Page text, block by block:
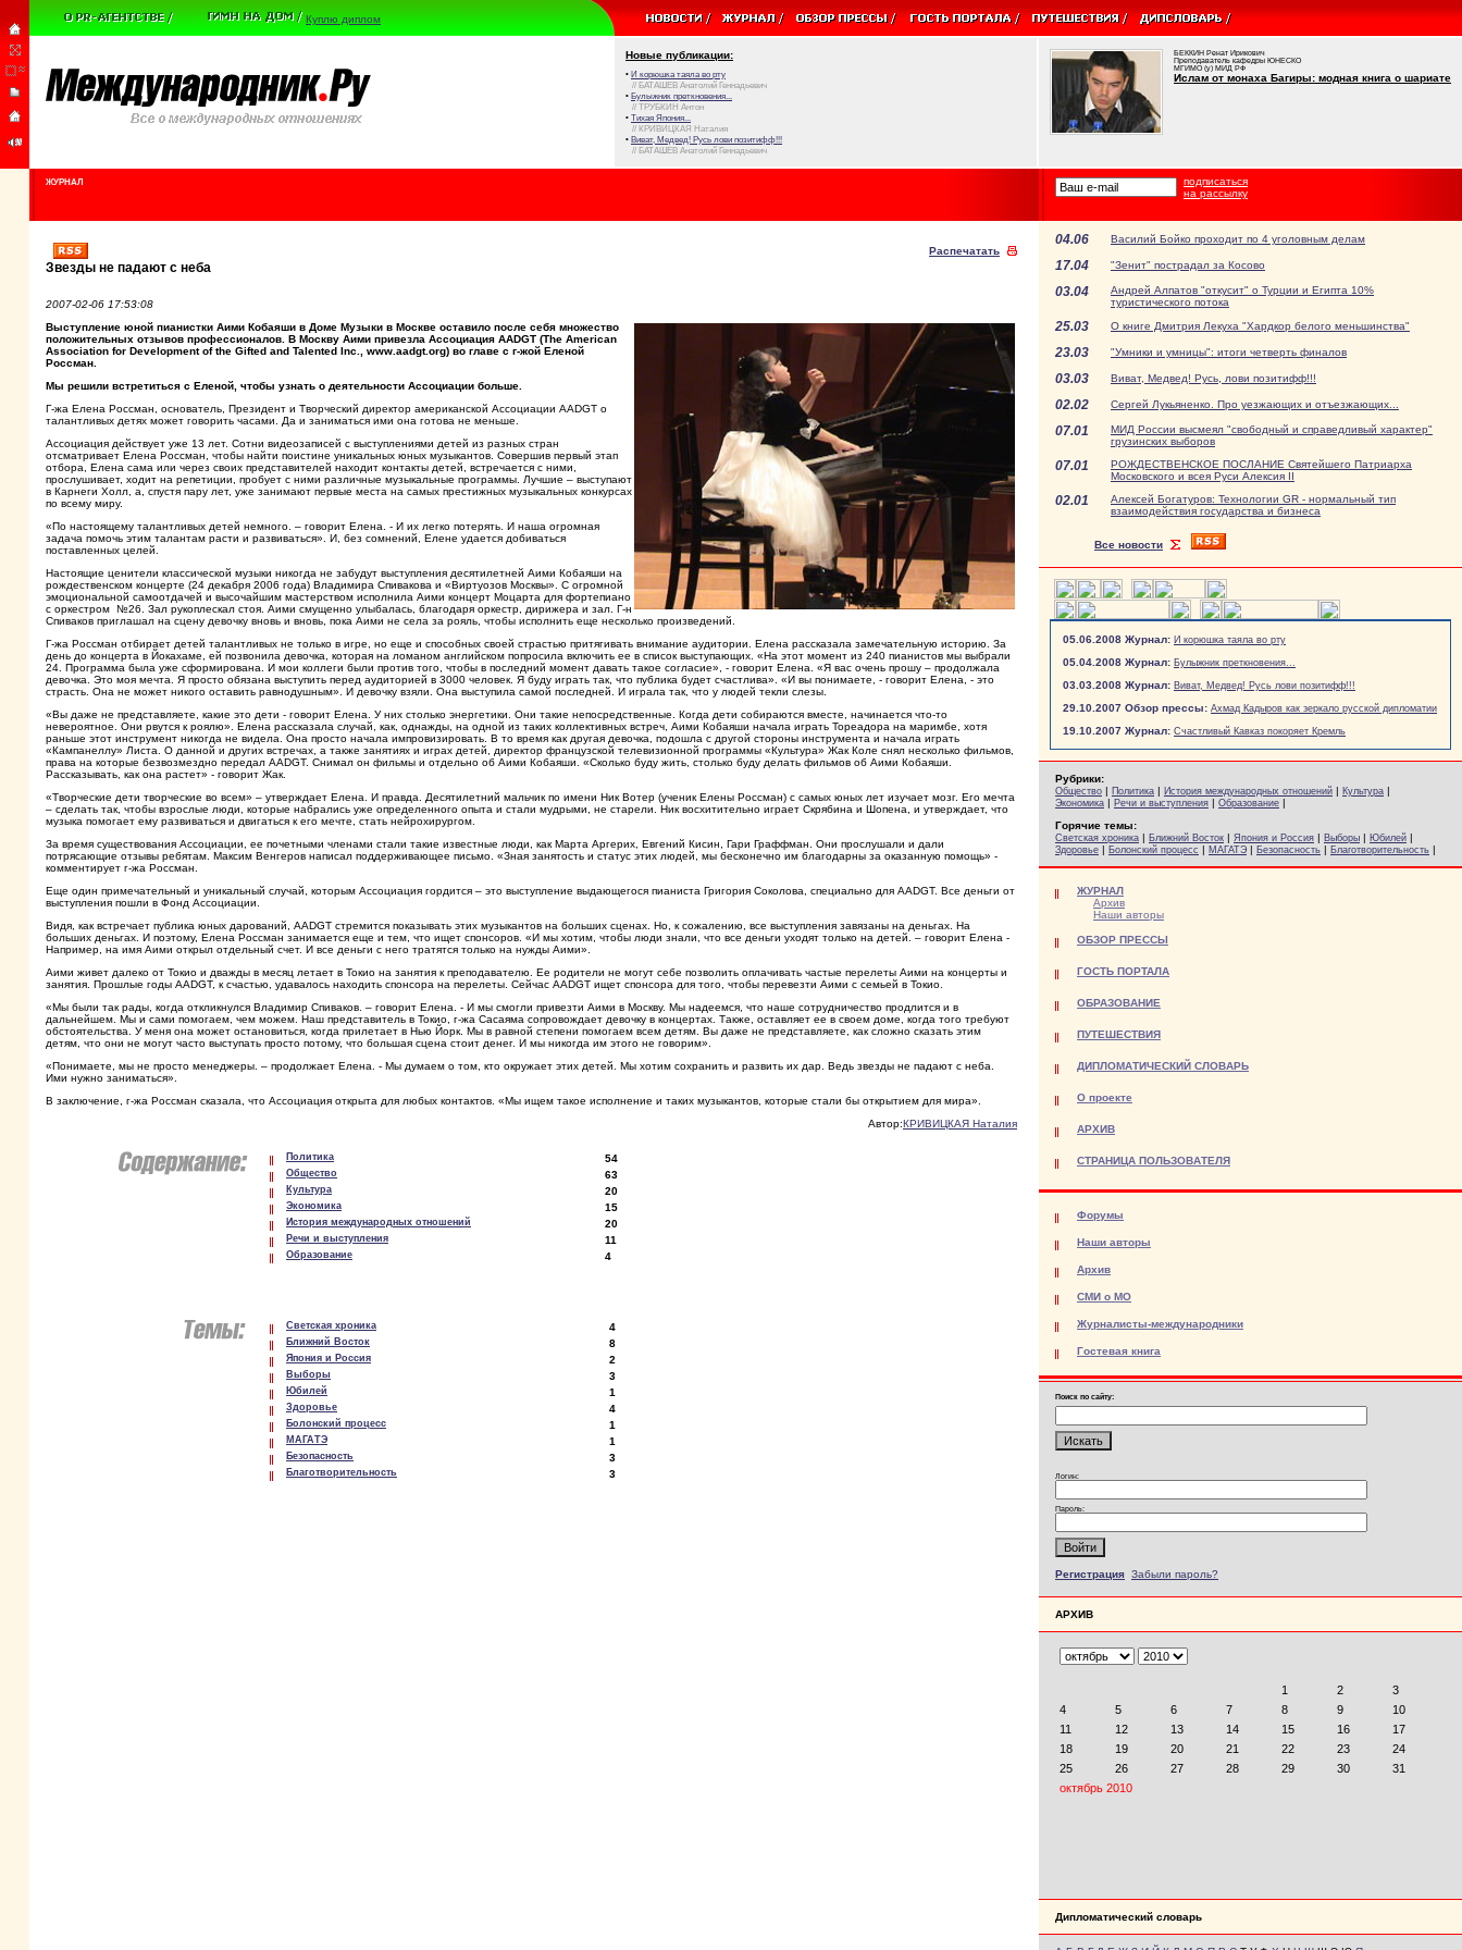
Куплю диплом
Новые публикации:
• И корюшка таяла во рту
// БАТАШЕВ Анатолий Геннадьевич
• Булыжник преткновения...
// ТРУБКИН Антон
• Тихая Япония...
// КРИВИЦКАЯ Наталия
• Виват, Медвед! Русь лови позитифф!!!
// БАТАШЕВ Анатолий Геннадьевич
БЕККИН Ренат Ирикович
Преподаватель кафедры ЮНЕСКО
МГИМО (у) МИД РФ
Ислам от монаха Багиры: модная книга о шариате
ЖУРНАЛ
подписаться
на рассылку
Распечатать
Звезды не падают с неба
2007-02-06 17:53:08
Выступление юной пианистки Аими Кобаяши в Доме Музыки в Москве оставило после себя множество
положительных отзывов профессионалов. В Москву Аими привезла Ассоциация AADGT (The American
Association for Development of the Gifted and Talented Inc., www.aadgt.org) во главе с г-жой Еленой
Россман
Мы решили встретиться с Еленой, чтобы узнать о деятельности Ассоциации больше.
Г-жа Елена Россман, основатель, Президент и Творческий директор американской Ассоциации AADGT о
талантливых детях может говорить часами. Да и заниматься ими она готова не меньше.
Ассоциация действует уже 13 лет. Сотни видеозаписей с выступлениями детей из разных стран
отсматривает Елена Россман, чтобы найти поистине уникальных юных музыкантов. Совершив первый этап
отбора, Елена сама или через своих представителей находит контакты детей, встречается с ними,
прослушивает, ходит на репетиции, пробует с ними различные музыкальные программы. Лучшие – выступают
в Карнеги Холл, а, спустя пару лет, уже занимают первые места на самых престижных музыкальных конкурсах
по всему миру.
«По настоящему талантливых детей немного. – говорит Елена. - И их легко потерять. И наша огромная
задача помочь этим талантам расти и развиваться». И, без сомнений, Елене удается добиваться
поставленных целей.
Настоящие ценители классической музыки никогда не забудут выступления десятилетней Аими Кобаяши на
рождественском концерте (24 декабря 2006 года) Владимира Спивакова и «Виртуозов Москвы». С огромной
эмоциональной самоотдачей и высочайшим мастерством исполнила Аими концерт Моцарта для фортепиано
с оркестром №26. Зал рукоплескал стоя. Аими смущенно улыбалась, благодаря оркестр, дирижера и зал. Г-н
Спиваков приглашал на сцену девочку вновь и вновь, пока Аими не села за рояль, чтобы исполнить еще несколько произведений.
Г-жа Россман отбирает детей талантливых не только в игре, но еще и способных своей страстью притягивать внимание аудитории. Елена рассказала замечательную историю. За
день до концерта в Йокахаме, ей позвонила девочка, которая на ломаном английском попросила включить ее в список выступающих. «На этот момент из 240 пианистов мы выбрали
24. Программа была уже сформирована. И мои коллеги были против того, чтобы в последний момент давать такое согласие», - говорит Елена. «Я вас очень прошу – продолжала
девочка. Это моя мечта. Я просто обязана выступить перед аудиторией в 3000 человек. Я буду играть так, что публика будет счастлива». «И вы понимаете, - говорит Елена, - это
страсть. Она не может никого оставить равнодушным». И девочку взяли. Она выступила самой последней. И играла так, что у людей текли слезы.
«Вы даже не представляете, какие это дети - говорит Елена. У них столько энергетики. Они такие непосредственные. Когда дети собираются вместе, начинается что-то
невероятное. Они рвутся к роялю». Елена рассказала случай, как, однажды, на одной из таких коллективных встреч, Аими Кобаяши начала играть Тореадора на маримбе, хотя
раньше этот инструмент никогда не видела. Она просто начала импровизировать. В то время как другая девочка, подошла с другой стороны инструмента и начала играть
«Кампанеллу» Листа. О данной и других встречах, а также занятиях и играх детей, директор французской телевизионной программы «Культура» Жак Коле снял несколько фильмов,
права на которые безвозмездно передал AADGT. Снимал он фильмы и отдельно об Аими Кобаяши. «Сколько буду жить, столько буду делать фильмов об Аими Кобаяши.
Рассказывать, как она растет» - говорит Жак.
«Творческие дети творческие во всем» – утверждает Елена. И правда. Десятилетний мальчик по имени Ник Вотер (ученик Елены Россман) с самых юных лет изучает мозг. Его мечта
– сделать так, чтобы взрослые люди, которые набрались уже определенного опыта и стали мудрыми, не старели. Ник восхитительно играет Скрябина и Шопена, и утверждает, что
музыка помогает ему развиваться и двигаться к его мечте, стать нейрохирургом.
За время существования Ассоциации, ее почетными членами стали такие известные люди, как Марта Аргерих, Евгений Кисин, Гари Граффман. Они прослушали и дали
потрясающие отзывы ребятам. Максим Венгеров написал поддерживающее письмо. «Зная занятость и статус этих людей, мы бесконечно им благодарны за оказанную помощь» -
комментирует г-жа Россман.
Еще один примечательный и уникальный случай, которым Ассоциация гордится – это выступление выдающегося пианиста Григория Соколова, специально для AADGT. Все деньги от
выступления пошли в Фонд Ассоциации.
Видя, как встречает публика юных дарований, AADGT стремится показывать этих музыкантов на больших сценах. Но, к сожалению, все выступления завязаны на деньгах. На
больших деньгах. И поэтому, Елена Россман занимается еще и тем, что ищет спонсоров. «И мы хотим, чтобы люди знали, что все деньги уходят только на детей. – говорит Елена -
Например, на имя Аими открыл отдельный счет. И все деньги с него тратятся только на нужды Аими».
Аими живет далеко от Токио и дважды в месяц летает в Токио на занятия к преподавателю. Ее родители не могут себе позволить оплачивать частые перелеты Аими на концерты и
занятия. Прошлые годы AADGT, к счастью, удавалось находить спонсора на перелеты. Сейчас AADGT ищет спонсора для того, чтобы перевезти Аими с семьей в Токио.
«Мы были так рады, когда откликнулся Владимир Спиваков. – говорит Елена. - И мы смогли привезти Аими в Москву. Мы надеемся, что наше сотрудничество продлится и в
дальнейшем. Мы и сами помогаем, чем можем. Наш представитель в Токио, г-жа Сасаяма сопровождает девочку в концертах. Также, оставляет ее в своем доме, когда того требуют
обстоятельства. У меня она может остановиться, когда прилетает в Нью Йорк. Мы в равной степени помогаем всем детям. Вы даже не представляете, как сложно сказать этим
детям, что они не могут часто выступать просто потому, что большая сцена стоит денег. И мы никогда им этого не говорим».
«Понимаете, мы не просто менеджеры. – продолжает Елена. - Мы думаем о том, кто окружает этих детей. Мы хотим сохранить и развить их дар. Ведь звезды не падают с неба.
Ими нужно заниматься».
В заключение, г-жа Россман сказала, что Ассоциация открыта для любых контактов. «Мы ищем такое исполнение и таких музыкантов, которые стали бы открытием для мира».
Автор:КРИВИЦКАЯ Наталия
Политика 54
Общество 63
Культура 20
Экономика 15
История международных отношений 20
Речи и выступления 11
Образование 4
Светская хроника 4
Ближний Восток 8
Япония и Россия 2
Выборы 3
Юбилей 1
Здоровье 4
Болонский процесс 1
МАГАТЭ 1
Безопасность 3
Благотворительность 3
04.06 Василий Бойко проходит по 4 уголовным делам
17.04 "Зенит" пострадал за Косово
03.04
Андрей Алпатов "откусит" о Турции и Египта 10%
туристического потока
25.03 О книге Дмитрия Лекуха "Хардкор белого меньшинства"
23.03 "Умники и умницы": итоги четверть финалов
03.03 Виват, Медвед! Русь, лови позитифф!!!
02.02 Сергей Лукьяненко. Про уезжающих и отъезжающих...
07.01
МИД России высмеял "свободный и справедливый характер"
грузинских выборов
07.01
РОЖДЕСТВЕНСКОЕ ПОСЛАНИЕ Святейшего Патриарха
Московского и всея Руси Алексия II
02.01
Алексей Богатуров: Технологии GR - нормальный тип
взаимодействия государства и бизнеса
Все новости
05.06.2008 Журнал: И корюшка таяла во рту
05.04.2008 Журнал: Булыжник преткновения...
03.03.2008 Журнал: Виват, Медвед! Русь лови позитифф!!!
29.10.2007 Обзор прессы: Ахмад Кадыров как зеркало русской дипломатии
19.10.2007 Журнал: Счастливый Кавказ покоряет Кремль
Рубрики:
Общество | Политика | История международных отношений | Культура |
Экономика | Речи и выступления | Образование |
Горячие темы:
Светская хроника | Ближний Восток | Япония и Россия | Выборы | Юбилей |
Здоровье | Болонский процесс | МАГАТЭ | Безопасность | Благотворительность |
ЖУРНАЛ
Архив
Наши авторы
ОБЗОР ПРЕССЫ
ГОСТЬ ПОРТАЛА
ОБРАЗОВАНИЕ
ПУТЕШЕСТВИЯ
ДИПЛОМАТИЧЕСКИЙ СЛОВАРЬ
О проекте
АРХИВ
СТРАНИЦА ПОЛЬЗОВАТЕЛЯ
Форумы
Наши авторы
Архив
СМИ о МО
Журналисты-международники
Гостевая книга
Поиск по сайту:
Логин:
Пароль:
Регистрация Забыли пароль?
АРХИВ
Дипломатический словарь